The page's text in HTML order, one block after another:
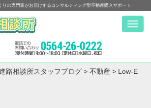
の専門家がお届けするコンサルティング型不動産購入サポート
Menu
路相談所スタッフブログ > 不動産 > Low-E